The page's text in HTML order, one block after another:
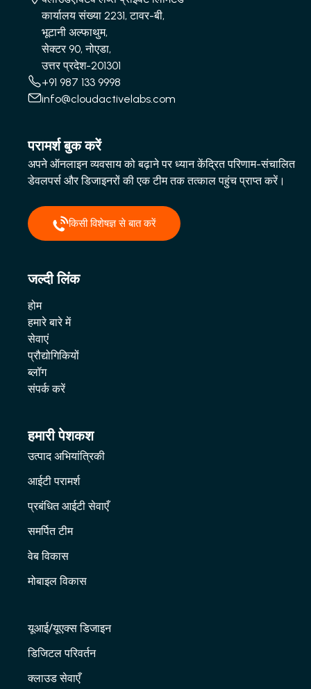
कार्यालय संख्या 2231, टावर-बी,
भूटानी अल्फाथुम,
सेक्टर 90, नोएडा,
उत्तर प्रदेश-201301
+91 987 133 9998
info@cloudactivelabs.com
परामर्श बुक करें
अपने ऑनलाइन व्यवसाय को बढ़ाने पर ध्यान केंद्रित परिणाम-संचालित
डेवलपर्स और डिजाइनरों की एक टीम तक तत्काल पहुंच प्राप्त करें।
किसी विशेषज्ञ से बात करें
जल्दी लिंक
होम
हमारे बारे में
सेवाएं
प्रौद्योगिकियों
ब्लॉग
संपर्क करें
हमारी पेशकश
उत्पाद अभियांत्रिकी
आईटी परामर्श
प्रबंधित आईटी सेवाएँ
समर्पित टीम
वेब विकास
मोबाइल विकास
यूआई/यूएक्स डिजाइन
डिजिटल परिवर्तन
क्लाउड सेवाएँ